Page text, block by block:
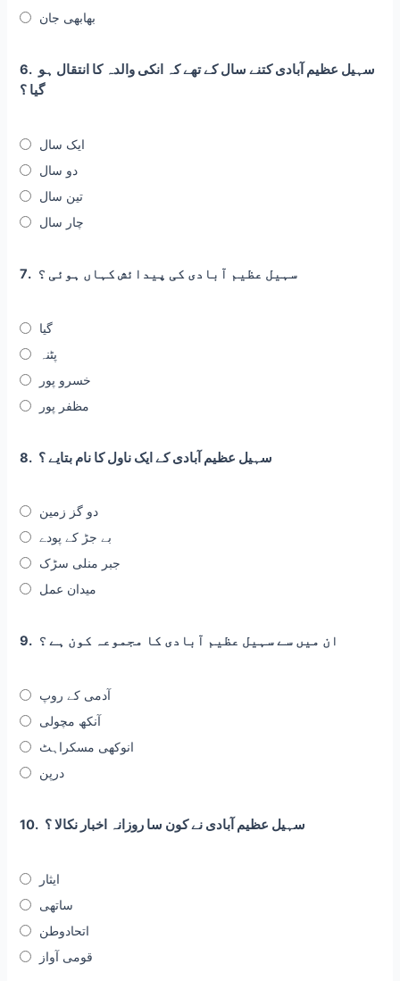
بھابھی جان
6. سہیل عظیم آبادی کتنے سال کے تھے کہ انکی والدہ کا انتقال ہو
گیا ؟
ایک سال
دو سال
تین سال
چار سال
7. سہیل عظیم آبادی کی پیدائش کہاں ہوئی ؟
گیا
پٹنہ
خسرو پور
مظفر پور
8. سہیل عظیم آبادی کے ایک ناول کا نام بتایے ؟
دو گز زمین
بے جڑ کے پودے
جبر منلی سڑک
میدان عمل
9. ان میں سے سہیل عظیم آبادی کا مجموعہ کون ہے ؟
آدمی کے روپ
آنکھ مچولی
انوکھی مسکراہٹ
درپن
10. سہیل عظیم آبادی نے کون سا روزانہ اخبار نکالا ؟
ایثار
ساتھی
اتحادوطن
قومی آواز